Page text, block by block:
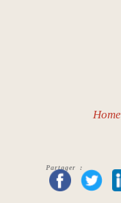
Home
Partager :